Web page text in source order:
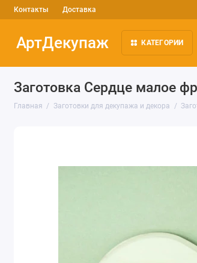
Контакты Доставка
АртДекупаж КАТЕГОРИИ
Заготовка Сердце малое
Главная Заготовки для декупажа и декора